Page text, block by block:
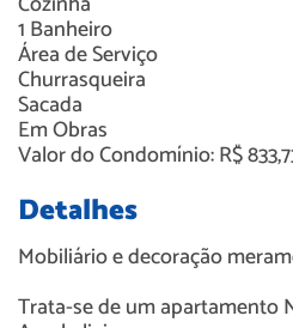
1 Banheiro
Área de Serviço
Churrasqueira
Sacada
Em Obras
Valor do Condomínio: R$
Detalhes
Mobiliário e decoração
Trata-se de um apartamento